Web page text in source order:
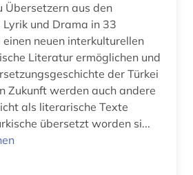
Übersetzern aus den
Lyrik und Drama in 33
einen neuen interkulturellen
Literatur ermöglichen und
der Türkei
als literarische Texte
übersetzt worden si...